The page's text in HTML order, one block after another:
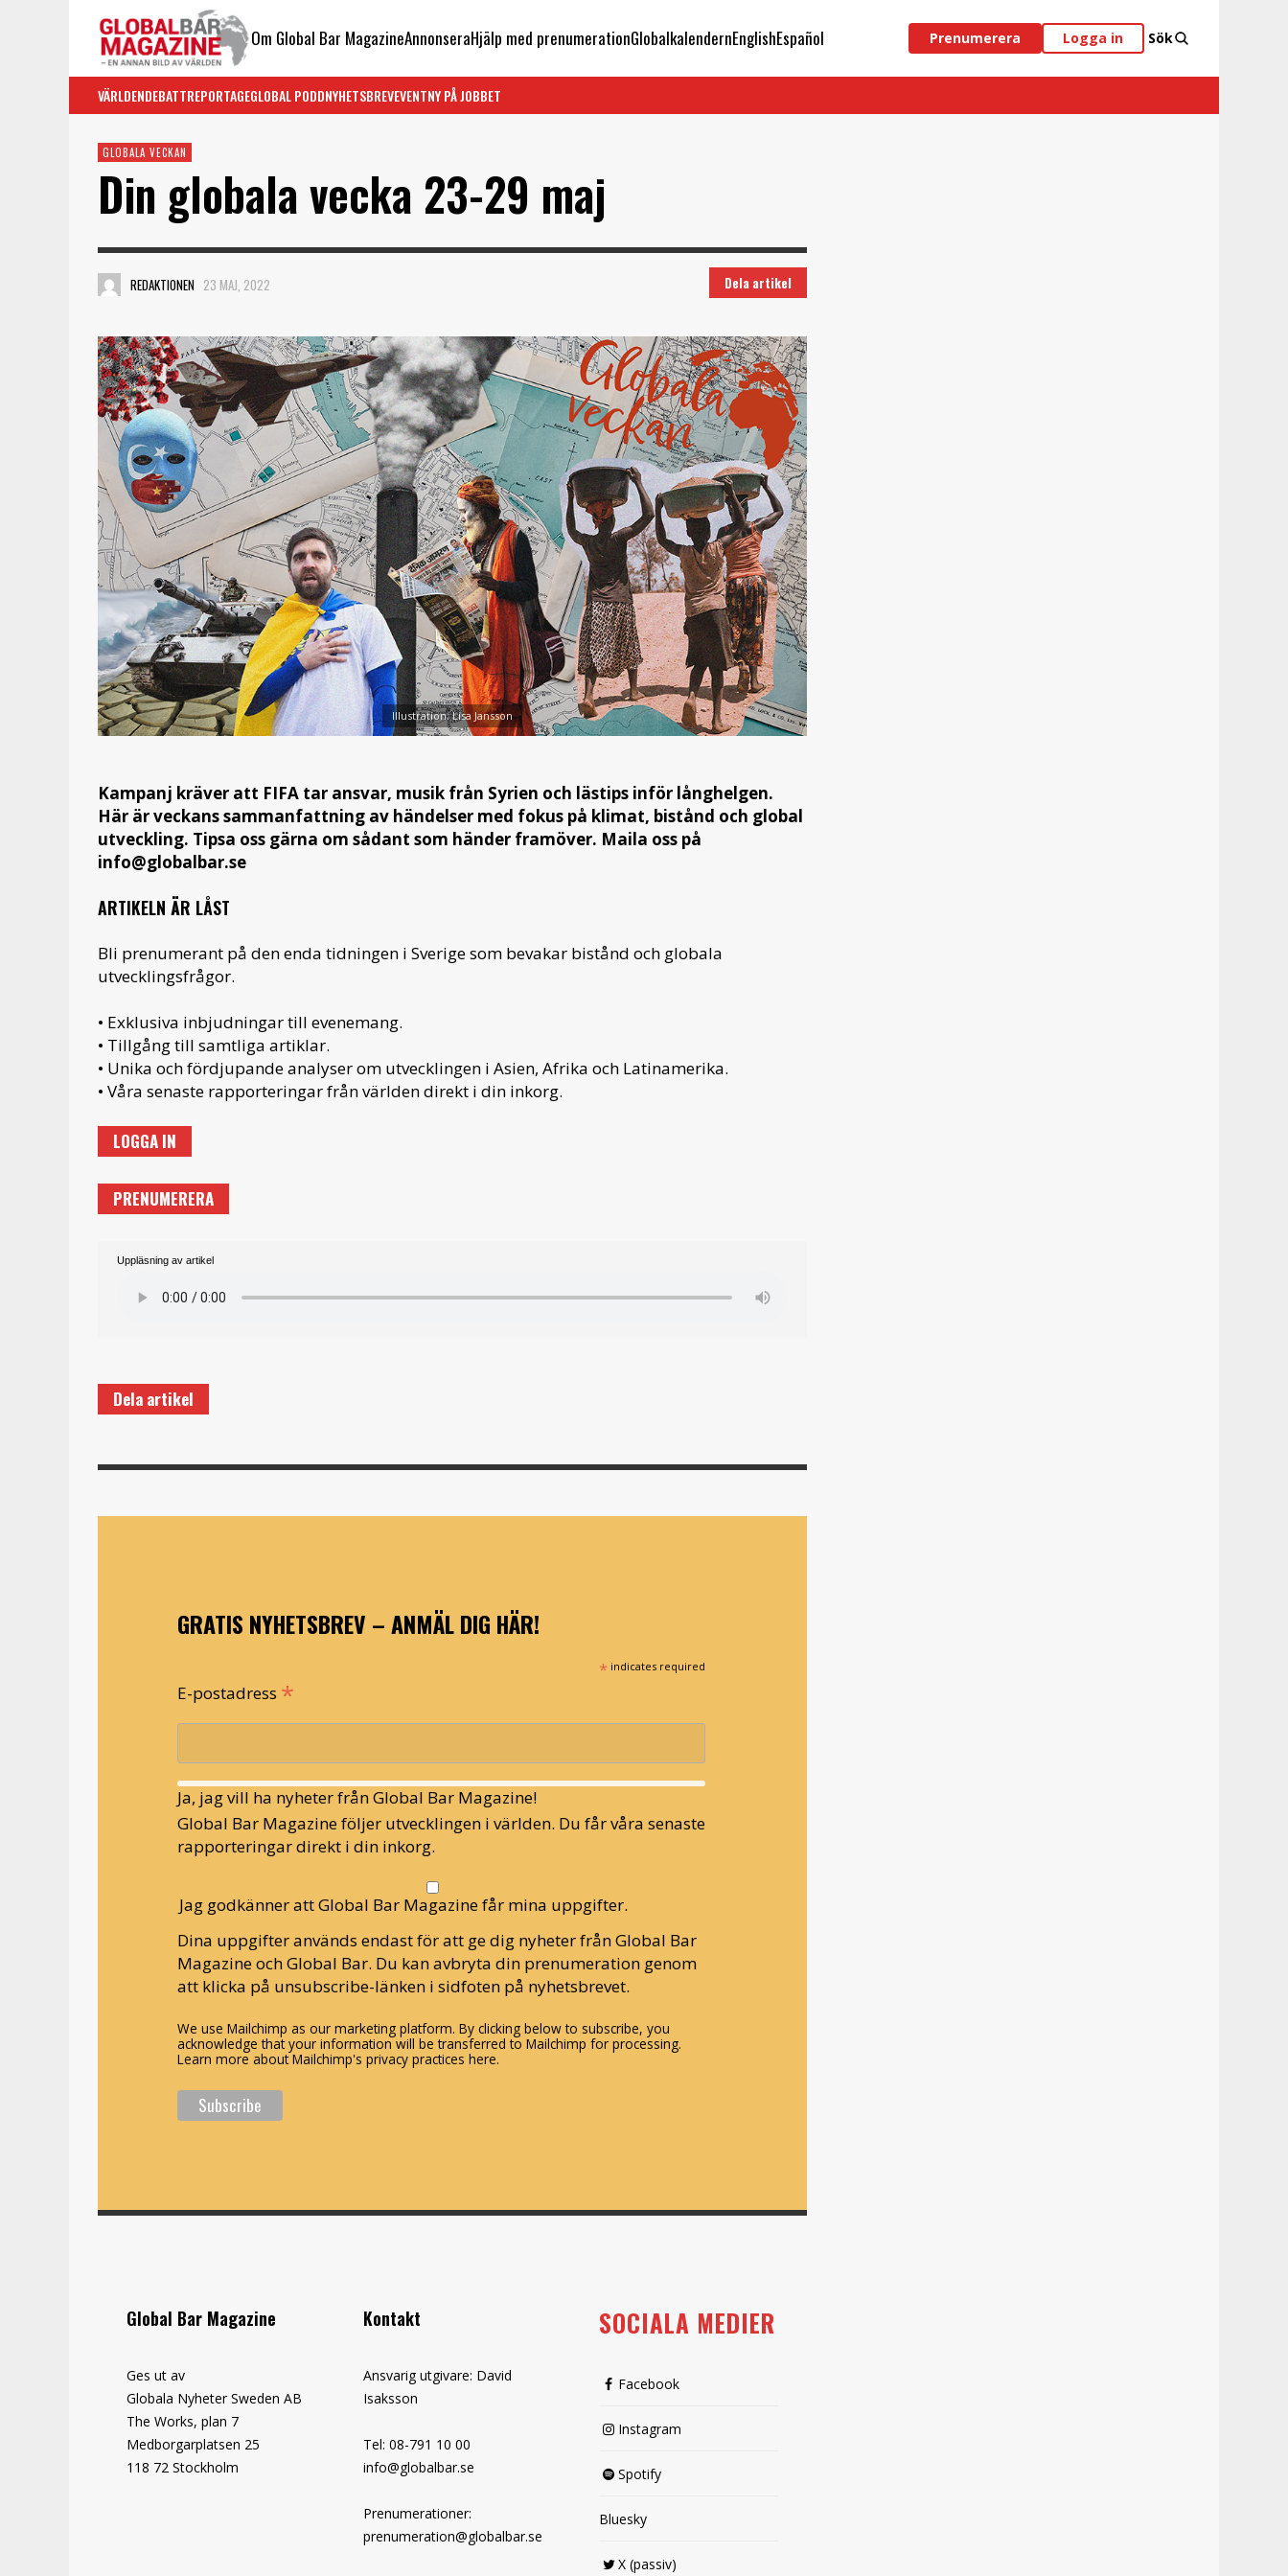
Om Global Bar MagazineAnnonseraHjälp med prenumerationGlobalkalendernEnglishEspañol Prenumerera Logga in Sök
VÄRLDENDEBATTREPORTAGEGLOBAL PODDNYHETSBREVEVENTNY PÅ JOBBET
GLOBALA VECKAN
Din globala vecka 23-29 maj
REDAKTIONEN 23 MAJ, 2022 Dela artikel
Illustration: Lisa Jansson
Kampanj kräver att FIFA tar ansvar, musik från Syrien och lästips inför långhelgen.
Här är veckans sammanfattning av händelser med fokus på klimat, bistånd och global
utveckling. Tipsa oss gärna om sådant som händer framöver. Maila oss på
info@globalbar.se
ARTIKELN ÄR LÅST
Bli prenumerant på den enda tidningen i Sverige som bevakar bistånd och globala
utvecklingsfrågor.
• Exklusiva inbjudningar till evenemang.
• Tillgång till samtliga artiklar.
• Unika och fördjupande analyser om utvecklingen i Asien, Afrika och Latinamerika.
• Våra senaste rapporteringar från världen direkt i din inkorg.
LOGGA IN
PRENUMERERA
Uppläsning av artikel
Dela artikel
GRATIS NYHETSBREV – ANMÄL DIG HÄR!
* indicates required
E-postadress *
Ja, jag vill ha nyheter från Global Bar Magazine!
Global Bar Magazine följer utvecklingen i världen. Du får våra senaste
rapporteringar direkt i din inkorg.
Jag godkänner att Global Bar Magazine får mina uppgifter.
Dina uppgifter används endast för att ge dig nyheter från Global Bar
Magazine och Global Bar. Du kan avbryta din prenumeration genom
att klicka på unsubscribe-länken i sidfoten på nyhetsbrevet.
We use Mailchimp as our marketing platform. By clicking below to subscribe, you
acknowledge that your information will be transferred to Mailchimp for processing.
Learn more about Mailchimp's privacy practices here.
Global Bar Magazine
Ges ut av
Globala Nyheter Sweden AB
The Works, plan 7
Medborgarplatsen 25
118 72 Stockholm
Kontakt
Ansvarig utgivare: David
Isaksson
Tel: 08-791 10 00
info@globalbar.se
Prenumerationer:
prenumeration@globalbar.se
SOCIALA MEDIER
Facebook
Instagram
Spotify
Bluesky
X (passiv)